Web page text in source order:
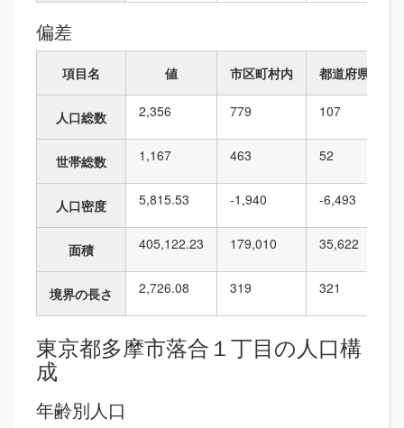
偏差
項目名 値 市区町村内 都道府県内
人口総数 2,356 779 107
世帯総数 1,167 463 52
人口密度 5,815.53 -1,940 -6,493
面積 405,122.23 179,010 35,622
境界の長さ 2,726.08 319 321
東京都多摩市落合１丁目の人口構
成
年齢別人口